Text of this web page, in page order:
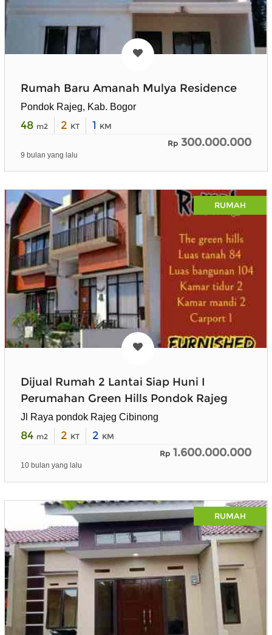
Rumah Baru Amanah Mulya Residence
Pondok Rajeg, Kab. Bogor
48 m2 2 KT 1 KM
Rp 300.000.000
9 bulan yang lalu
RUMAH
Dijual Rumah 2 Lantai Siap Huni I
Perumahan Green Hills Pondok Rajeg
Jl Raya pondok Rajeg Cibinong
84 m2 2 KT 2 KM
Rp 1.600.000.000
10 bulan yang lalu
RUMAH